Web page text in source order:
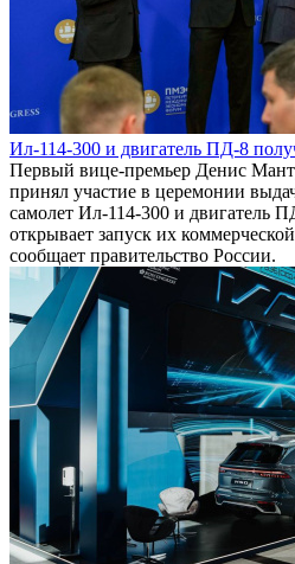
Ил-114-300 и двигатель ПД-8
Первый вице-премьер Денис
принял участие в церемонии
самолет Ил-114-300 и двигатель
открывает запуск их
сообщает правительство России.